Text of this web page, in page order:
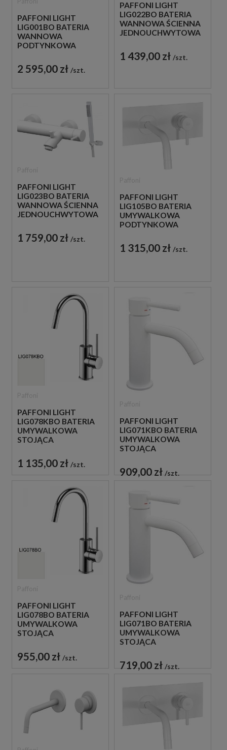
PAFFONI LIGHT
LIG001BO BATERIA
WANNOWA
PODTYNKOWA
BIAŁA
2 595,00 zł szt.
PAFFONI LIGHT
LIG022BO BATERIA
WANNOWA ŚCIENNA
JEDNOUCHWYTOWA
1 439,00 zł szt.
PAFFONI LIGHT
LIG023BO BATERIA
WANNOWA ŚCIENNA
JEDNOUCHWYTOWA
1 759,00 zł szt.
PAFFONI LIGHT
LIG105BO BATERIA
UMYWALKOWA
PODTYNKOWA
BIAŁA
1 315,00 zł szt.
PAFFONI LIGHT
LIG078KBO BATERIA
UMYWALKOWA
STOJĄCA
BIAŁA
1 135,00 zł szt.
PAFFONI LIGHT
LIG071KBO BATERIA
UMYWALKOWA
STOJĄCA
BIAŁA
909,00 zł szt.
PAFFONI LIGHT
LIG078BO BATERIA
UMYWALKOWA
STOJĄCA
BIAŁA
955,00 zł szt.
PAFFONI LIGHT
LIG071BO BATERIA
UMYWALKOWA
STOJĄCA
BIAŁA
719,00 zł szt.